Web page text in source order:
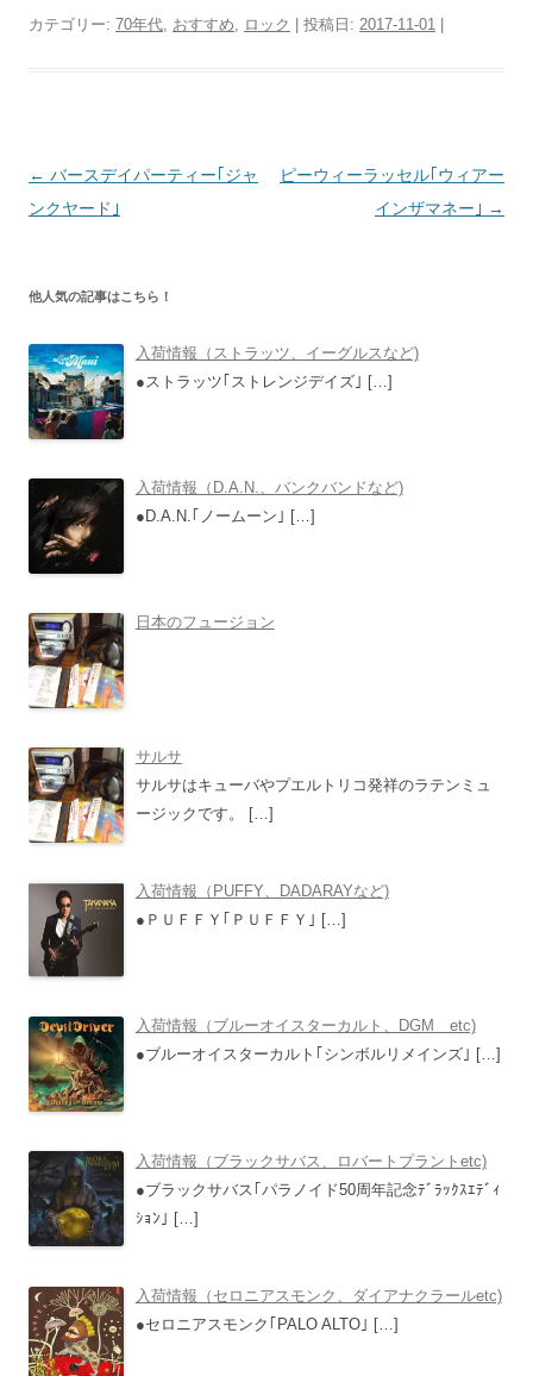
カテゴリー: 70年代 おすすめ ロック | 投稿日: 2017-11-01 |
投
稿
ゲ
ー
シ
ョ
ン
← バースデイパーティー｢ジャ
ンクヤード｣
ピーウィーラッセル｢ウィアー
インザマネー｣ →
他人気の記事はこちら！
入荷情報（ストラッツ、イーグルスなど)
●ストラッツ｢ストレンジデイズ｣ […]
入荷情報（D.A.N.、バンクバンドなど)
●D.A.N.｢ノームーン｣ […]
日本のフュージョン
サルサ
サルサはキューバやプエルトリコ発祥のラテンミュ
ージックです。
[…]
入荷情報（PUFFY、DADARAYなど)
●ＰＵＦＦＹ｢ＰＵＦＦＹ｣ […]
入荷情報（ブルーオイスターカルト、DGM etc)
●ブルーオイスターカルト｢シンボルリメインズ｣ […]
入荷情報（ブラックサバス、ロバートプラントetc)
●ブラックサバス｢パラノイド50周年記念ﾃﾞﾗｯｸｽｴﾃﾞｨ
ｼｮﾝ｣ […]
入荷情報（セロニアスモンク、ダイアナクラールetc)
●セロニアスモンク｢PALO ALTO｣ […]